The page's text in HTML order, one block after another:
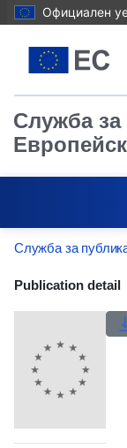
Официален
Служба за
Служба за
Publication
Рейтинг на
Publication detail